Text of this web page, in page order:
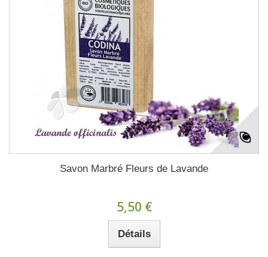
Savon Marbré Fleurs de Lavande
5,50 €
Détails